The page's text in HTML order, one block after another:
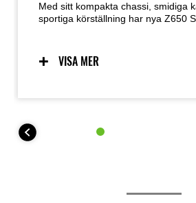
Med sitt kompakta chassi, smidiga
sportiga körställning har nya Z650 S
synas på en imponerande
samtidigt uppskattar en körvänlig
VISA MER